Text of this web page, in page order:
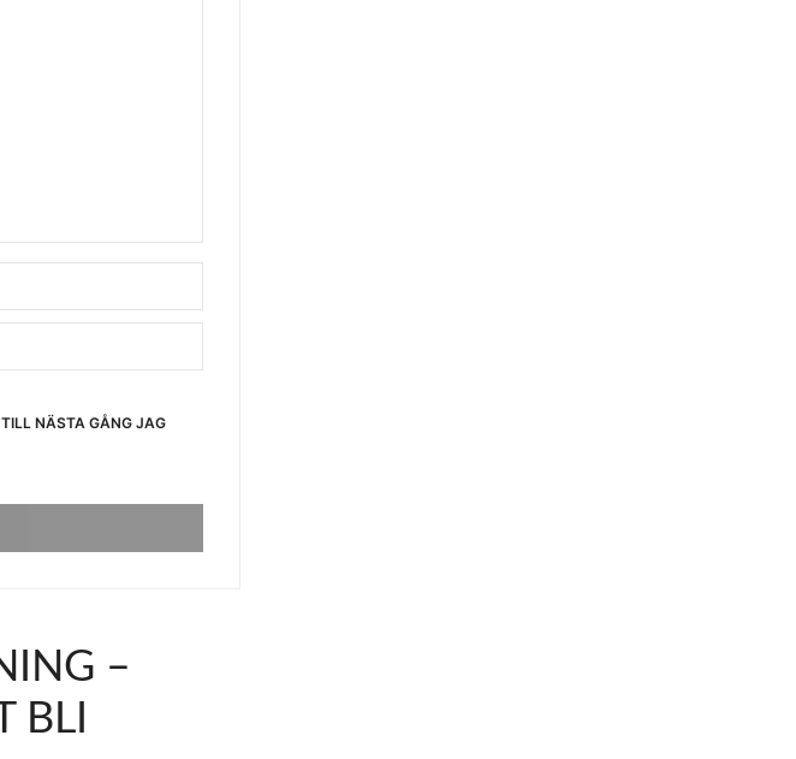
NÄSTA GÅNG JAG
–
BLI